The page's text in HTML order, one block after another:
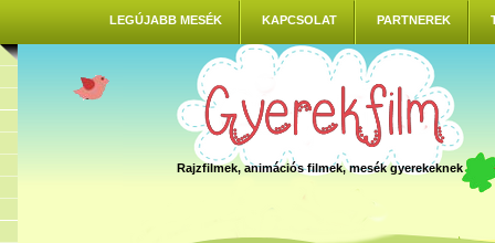
LEGÚJABB MESÉK KAPCSOLAT PARTNEREK
Rajzfilmek, animációs filmek, mesék gyerekeknek